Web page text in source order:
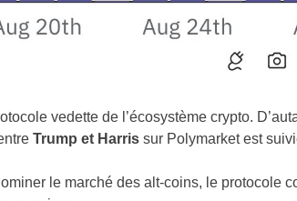
vedette de l’écosystème crypto.
Trump et Harrissur Polymarket est
le marché des alt-coins, le protocole